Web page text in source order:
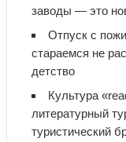
заводы — это
Отпуск с
стараемся не
детство
Культура
литературный
туристический